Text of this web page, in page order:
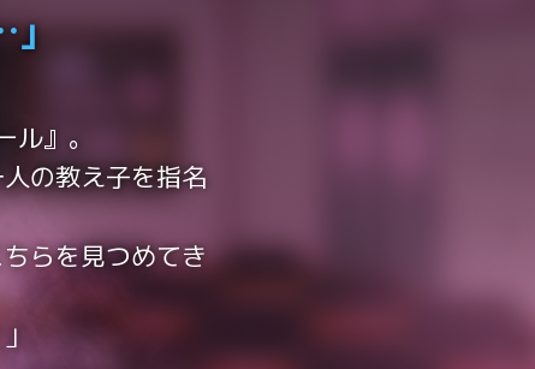
』。
の教え子を指名
らを見つめてき